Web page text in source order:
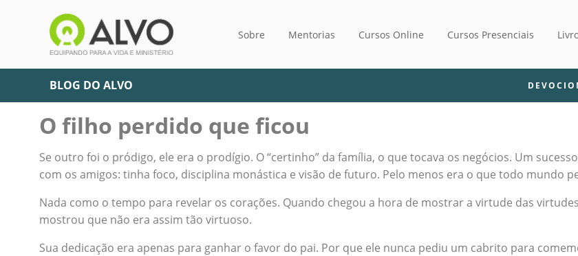
Sobre Mentorias Cursos Online Cursos Presenciais
BLOG DO ALVO
O filho perdido que ficou
Se outro foi o pródigo, ele era o prodígio. O “certinho” da família, o que tocava os negócios. Um
com os amigos: tinha foco, disciplina monástica e visão de futuro. Pelo menos era o que todo mundo
Nada como o tempo para revelar os corações. Quando chegou a hora de mostrar a virtude das
mostrou que não era assim tão virtuoso.
Sua dedicação era apenas para ganhar o favor do pai. Por que ele nunca pediu um cabrito para